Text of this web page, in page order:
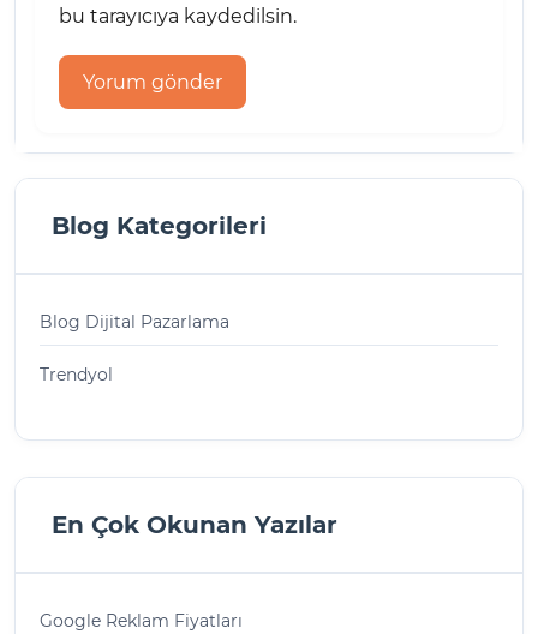
bu tarayıcıya kaydedilsin.
Blog Kategorileri
Blog Dijital Pazarlama
Trendyol
En Çok Okunan Yazılar
Google Reklam Fiyatları